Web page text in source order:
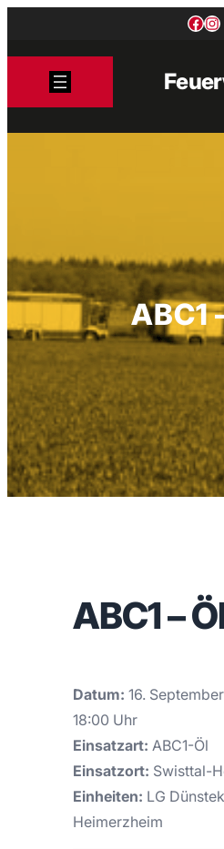
ABC1
ABC1 –
Datum: 16.
18:00 Uhr
Einsatzart: ABC1-Öl
Einsatzort: Swisttal-
Einheiten: LG
Heimerzheim